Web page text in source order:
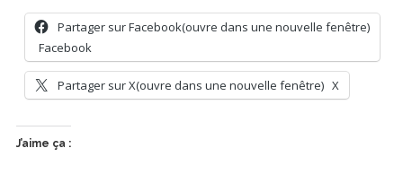
Partager sur Facebook(ouvre dans une nouvelle fenêtre)
Facebook
Partager sur X(ouvre dans une nouvelle fenêtre) X
J’aime ça :